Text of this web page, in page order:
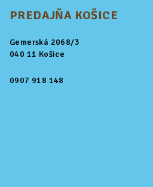
PREDAJŇA KOŠICE
Gemerská 2068/3
040 11 Košice
0907 918 148